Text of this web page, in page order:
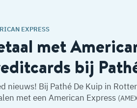
EXPRESS
met
bij
nieuws! Bij Pathé De Kuip in
met een American Express